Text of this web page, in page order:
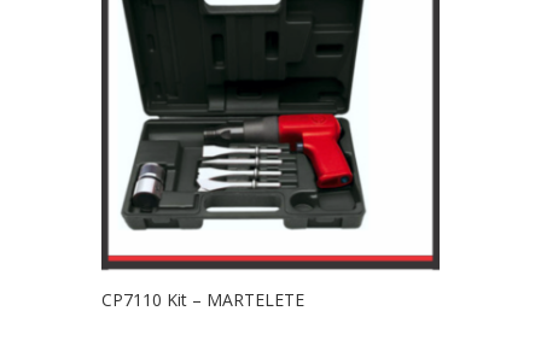
CP7110 Kit – MARTELETE